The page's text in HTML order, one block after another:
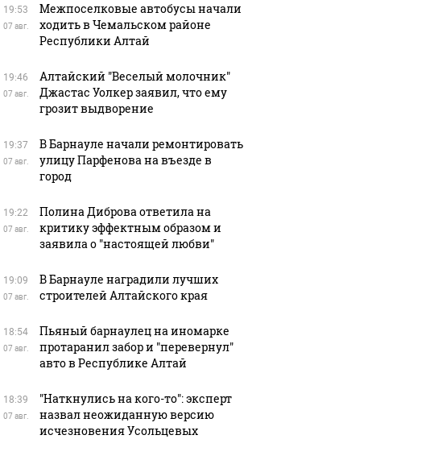
было с 1945: чего
ждать всем нам?
продукта: что купить?
19:53
07 авг.
Межпоселковые автобусы начали
ходить в Чемальском районе
Республики Алтай
19:46
07 авг.
Алтайский "Веселый молочник"
Джастас Уолкер заявил, что ему
грозит выдворение
19:37
07 авг.
В Барнауле начали ремонтировать
улицу Парфенова на въезде в
город
19:22
07 авг.
Полина Диброва ответила на
критику эффектным образом и
заявила о "настоящей любви"
19:09
07 авг.
В Барнауле наградили лучших
строителей Алтайского края
18:54
07 авг.
Пьяный барнаулец на иномарке
протаранил забор и "перевернул"
авто в Республике Алтай
18:39
07 авг.
"Наткнулись на кого-то": эксперт
назвал неожиданную версию
исчезновения Усольцевых